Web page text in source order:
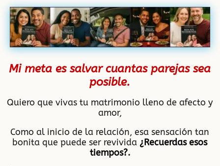
Mi meta es salvar cuantas parejas sea
posible.
Quiero que vivas tu matrimonio lleno de afecto y
amor,
Como al inicio de la relación, esa sensación tan
bonita que puede ser revivida ¿Recuerdas esos
tiempos?.